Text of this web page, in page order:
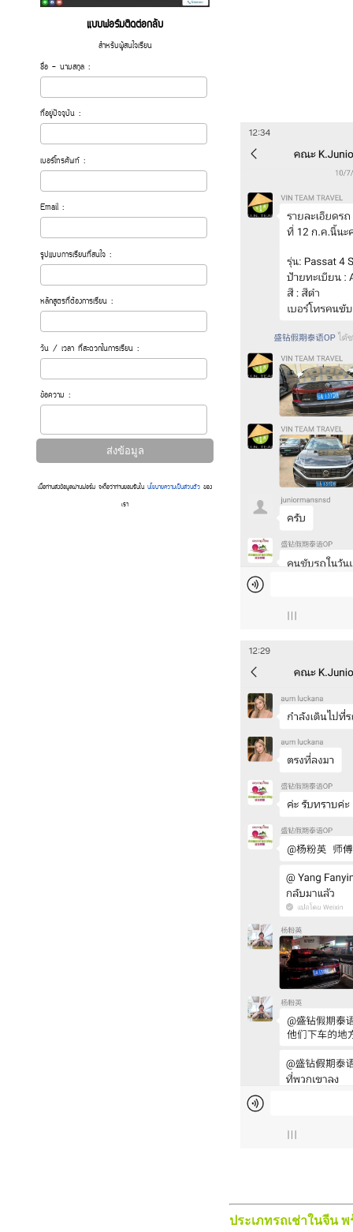
แบบฟอร์มติดต่อกลับ
สำหรับผู้สนใจเรียน
ชื่อ - นามสกุล :
ที่อยู่ปัจจุบัน :
เบอร์โทรศัพท์ :
Email :
รูปแบบการเรียนที่สนใจ :
หลักสูตรที่ต้องการเรียน :
วัน / เวลา ที่สะดวกในการเรียน :
ข้อความ :
เมื่อท่านส่งข้อมูลผ่านฟอร์ม จะถือว่าท่านยอมรับในนโยบายความเป็นส่วนตัวของ
เรา
ประเภทรถเช่าในจีน